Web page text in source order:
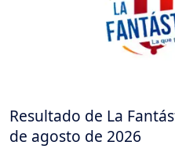
Resultado de La
de agosto de 2026